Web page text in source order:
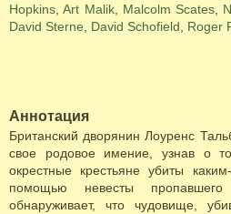
Hopkins ,Art Malik, Malcolm Scates
David Sterne
David Schofield Roger
Аннотация
Британский дворянин Лоуренс
свое родовое имение, узнав о
окрестные крестьяне убиты
помощью невесты
обнаруживает, что чудовище,